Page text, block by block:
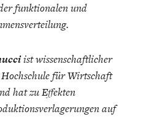
funktionalen und
ist wissenschaftlicher
für Wirtschaft
hat zu Effekten
auf